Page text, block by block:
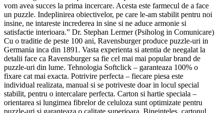
vom avea succes la prima incercare. Acesta este farmecul de a face
un puzzle. Indeplinirea obiectivelor, pe care le-am stabilit pentru noi
insine, ne intareste increderea in sine si ne aduce armonie si
satisfactie interioara.” Dr. Stephan Lermer (Psiholog in Comunicare)
Cu o traditie de peste 100 ani, Ravensburger produce puzzle-uri in
Germania inca din 1891. Vasta experienta si atentia de neegalat la
detalii face ca Ravensburger sa fie cel mai mai popular brand de
puzzle-uri din lume. Tehnologia Softclick – garanteaza 100% o
fixare cat mai exacta. Potrivire perfecta – fiecare piesa este
individual realizata, manual si se potriveste doar in locul special
stabilit, pentru o intercalare perfecta. Carton si hartie speciala –
orientarea si lungimea fibrelor de celuloza sunt optimizate pentru
puzzle-uri si garanteaza o calitate superioara. Bineinteles, cartonul